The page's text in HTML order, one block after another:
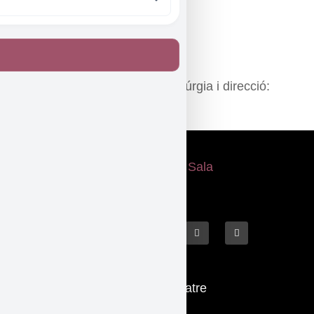
Interpretació, adaptació, dramatúrgia i direcció:
El Teatre